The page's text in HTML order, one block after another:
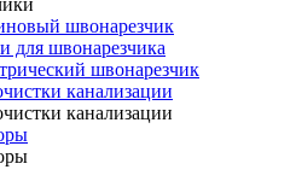
швонарезчик
для швонарезчика
швонарезчик
канализации
канализации